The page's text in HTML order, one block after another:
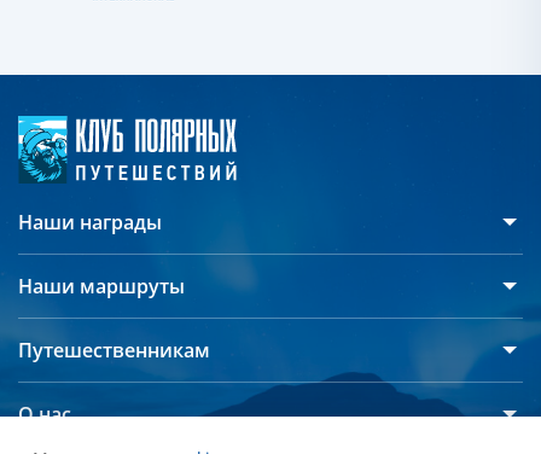
Наши награды
Наши маршруты
Арктика
Путешественникам
О нас